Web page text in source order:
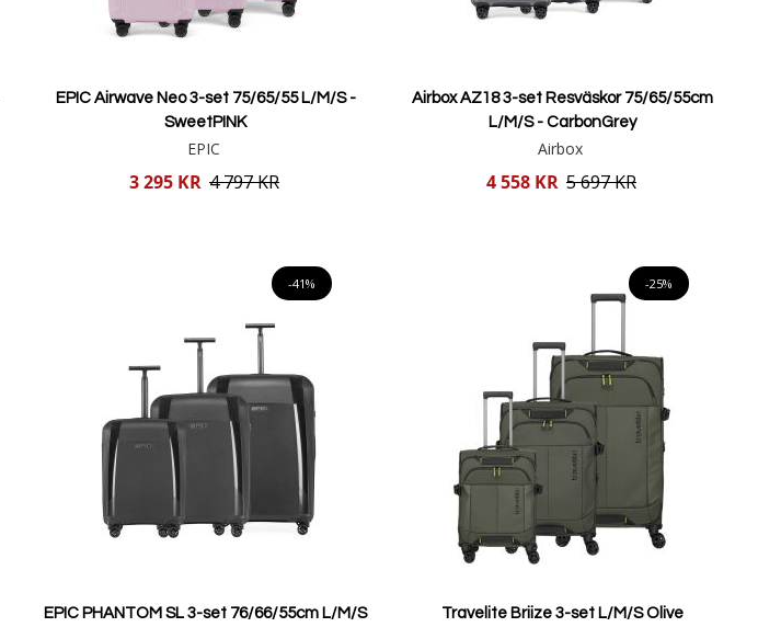
EPIC Airwave Neo 3-set 75/65/55 L/M/S -
SweetPINK
EPIC
3 295 KR 4 797 KR
Airbox AZ18 3-set Resväskor 75/65/55cm
L/M/S - CarbonGrey
Airbox
4 558 KR 5 697 KR
-41%
EPIC PHANTOM SL 3-set 76/66/55cm L/M/S
-25%
Travelite Briize 3-set L/M/S Olive